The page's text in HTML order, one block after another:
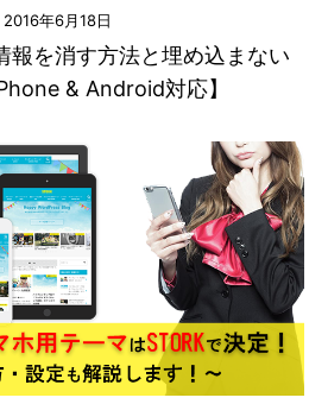
2016年6月18日
報を消す方法と埋め込まない
& Android対応】